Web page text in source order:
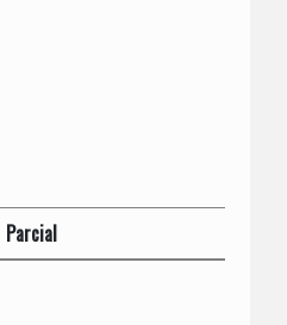
Parcial